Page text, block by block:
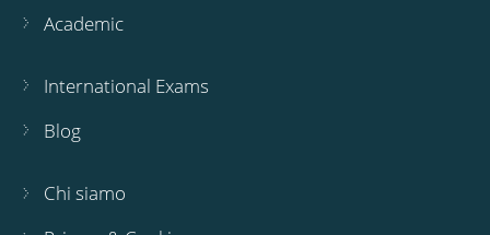
Academic
International Exams
Blog
Chi siamo